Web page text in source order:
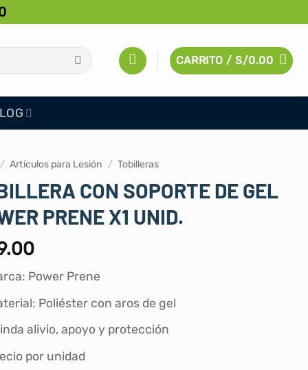
CARRITO /S/0.00
/ Artículos para Lesión / Tobilleras
CON SOPORTE DE GEL
PRENE X1 UNID.
Power Prene
Poliéster con aros de gel
alivio, apoyo y protección
por unidad